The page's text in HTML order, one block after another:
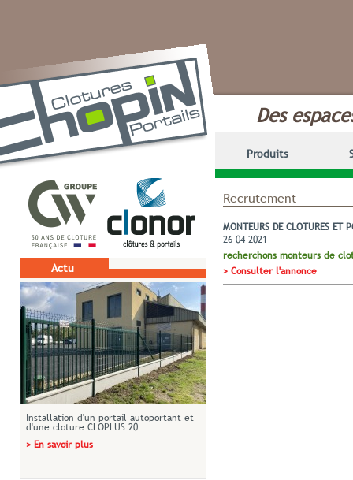
Des
Produits
Actu
Installation d'un portail autoportant et
d'une cloture CLOPLUS 20
> En savoir plus
Recrutement
MONTEURS DE CLOTURES ET
26-04-2021
recherchons monteurs de
> Consulter l'annonce